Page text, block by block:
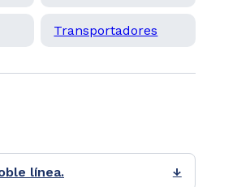
Transportadores
línea. ↓